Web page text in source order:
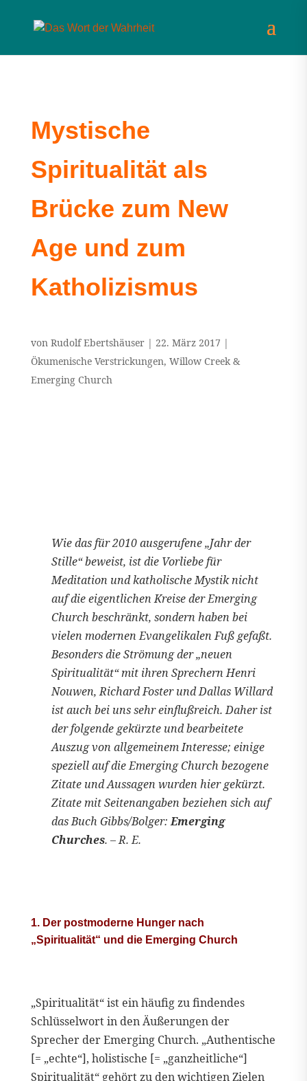
Mystische
Spiritualität als
Brücke zum New
Age und zum
Katholizismus
von Rudolf Ebertshäuser| 22. März 2017 |
Ökumenische Verstrickungen, Willow Creek &
Emerging Church
Wie das für 2010 ausgerufene „Jahr der
Stille“ beweist, ist die Vorliebe für
Meditation und katholische Mystik nicht
auf die eigentlichen Kreise der Emerging
Church beschränkt, sondern haben bei
vielen modernen Evangelikalen Fuß gefaßt.
Besonders die Strömung der „neuen
Spiritualität“ mit ihren Sprechern Henri
Nouwen, Richard Foster und Dallas Willard
ist auch bei uns sehr einflußreich. Daher ist
der folgende gekürzte und bearbeitete
Auszug von allgemeinem Interesse; einige
speziell auf die Emerging Church bezogene
Zitate und Aussagen wurden hier gekürzt.
Zitate mit Seitenangaben beziehen sich auf
das Buch Gibbs/Bolger:Emerging
Churches. – R. E.
1. Der postmoderne Hunger nach
„Spiritualität“ und die Emerging Church
„Spiritualität“ ist ein häufig zu findendes
Schlüsselwort in den Äußerungen der
Sprecher der Emerging Church. „Authentische
[= „echte“], holistische [= „ganzheitliche“]
Spiritualität“ gehört zu den wichtigen Zielen